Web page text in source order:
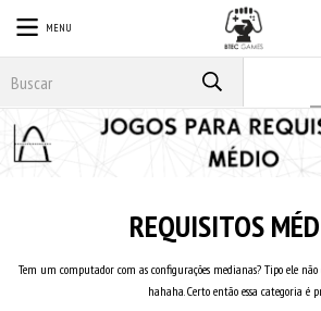
MENU
REQUISITOS
Tem um computador com as configurações medianas? Tipo ele
hahaha. Certo então essa categoria é